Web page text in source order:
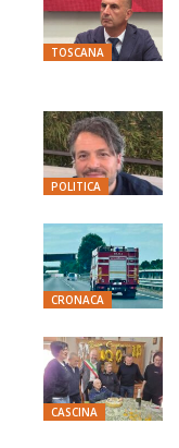
TOSCANA
POLITICA
CRONACA
CASCINA